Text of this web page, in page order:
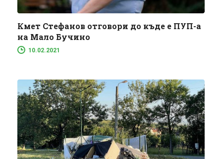
Кмет Стефанов отговори до къде е ПУП-а
на Мало Бучино
10.02.2021